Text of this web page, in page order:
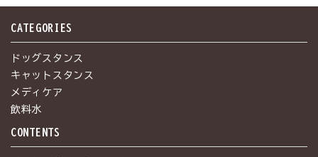
CATEGORIES
ドッグスタンス
キャットスタンス
メディケア
飲料水
CONTENTS